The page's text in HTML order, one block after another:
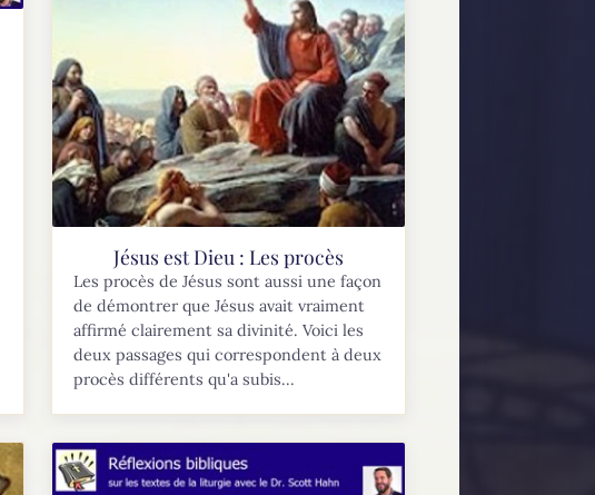
Jésus est Dieu : Les procès
Les procès de Jésus sont aussi une façon
de démontrer que Jésus avait vraiment
affirmé clairement sa divinité. Voici les
deux passages qui correspondent à deux
procès différents qu'a subis...